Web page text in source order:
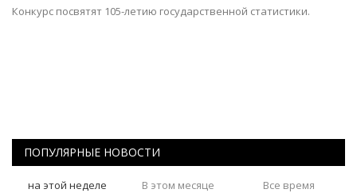
РАЗВЛЕЧЕНИЯ
Қазақша Русский
Конкурс посвятят 105-летию государственной статистики.
ПОПУЛЯРНЫЕ НОВОСТИ
на этой неделе В этом месяце Все время